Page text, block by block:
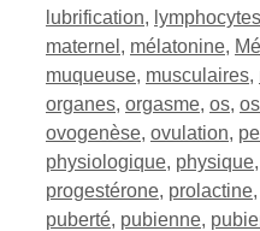
lubrification, lymphocytes
maternel , mélatonine,
muqueuse, musculaires,
organes, orgasme, os,
ovogenèse, ovulation,
physiologique, physique,
progestérone, prolactine,
puberté, pubienne,